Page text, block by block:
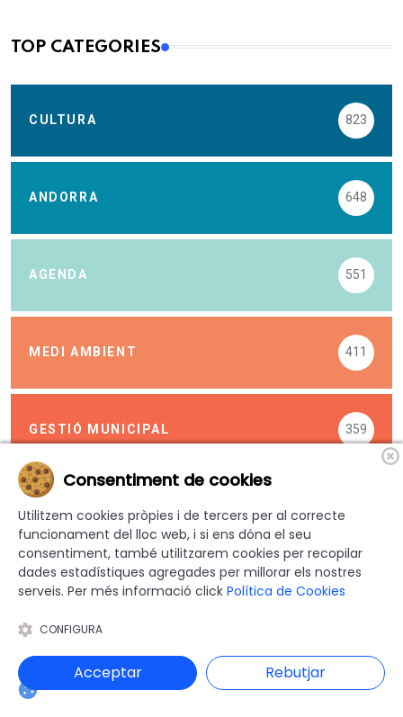
TOP CATEGORIES
CULTURA 823
ANDORRA 648
AGENDA 551
MEDI AMBIENT 411
GESTIÓ MUNICIPAL 359
SEGUIU-NOS
1.016 Fans
10.245
Consentiment de cookies
Utilitzem cookies pròpies i de tercers per al correcte
funcionament del lloc web, i si ens dóna el seu
consentiment, també utilitzarem cookies per recopilar
dades estadístiques agregades per millorar els nostres
serveis. Per més informació click Política de Cookies
CONFIGURA
Acceptar Rebutjar